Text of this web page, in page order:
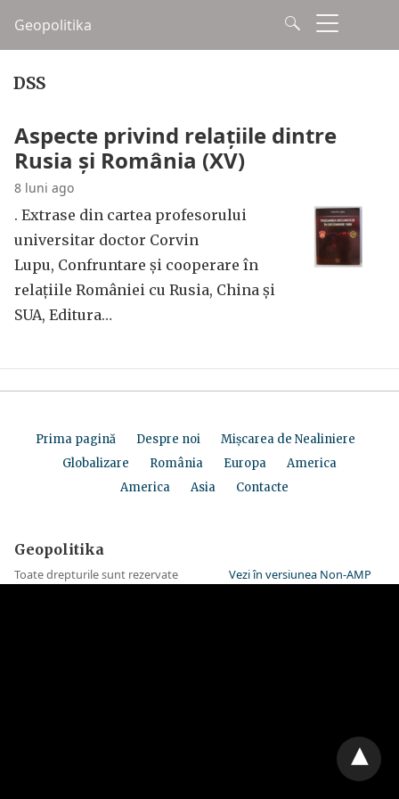
Geopolitika
DSS
Aspecte privind relațiile dintre
Rusia și România (XV)
8 luni ago
. Extrase din cartea profesorului
universitar doctor Corvin
Lupu, Confruntare și cooperare în
relațiile României cu Rusia, China și
SUA, Editura…
Prima pagină Despre noi
Mișcarea de Nealiniere
Globalizare
România Europa
America
America
Asia Contacte
Geopolitika
Toate drepturile sunt rezervate Vezi în versiunea Non-AMP